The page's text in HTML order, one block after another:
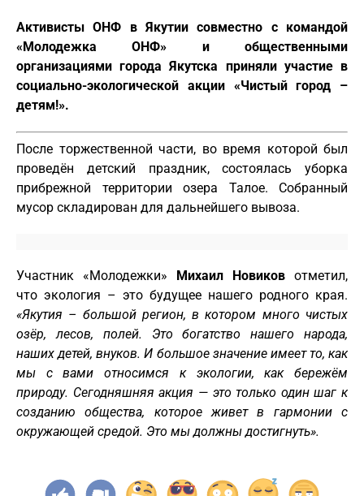
Активисты ОНФ в Якутии совместно с командой
«Молодежка ОНФ» и общественными
организациями города Якутска приняли участие в
социально-экологической акции «Чистый город –
детям!».
После торжественной части, во время которой был
проведён детский праздник, состоялась уборка
прибрежной территории озера Талое. Собранный
мусор складирован для дальнейшего вывоза.
Участник «Молодежки» Михаил Новиков отметил,
что экология – это будущее нашего родного края.
«Якутия – большой регион, в котором много чистых
озёр, лесов, полей. Это богатство нашего народа,
наших детей, внуков. И большое значение имеет то, как
мы с вами относимся к экологии, как бережём
природу. Сегодняшняя акция — это только один шаг к
созданию общества, которое живет в гармонии с
окружающей средой. Это мы должны достигнуть».